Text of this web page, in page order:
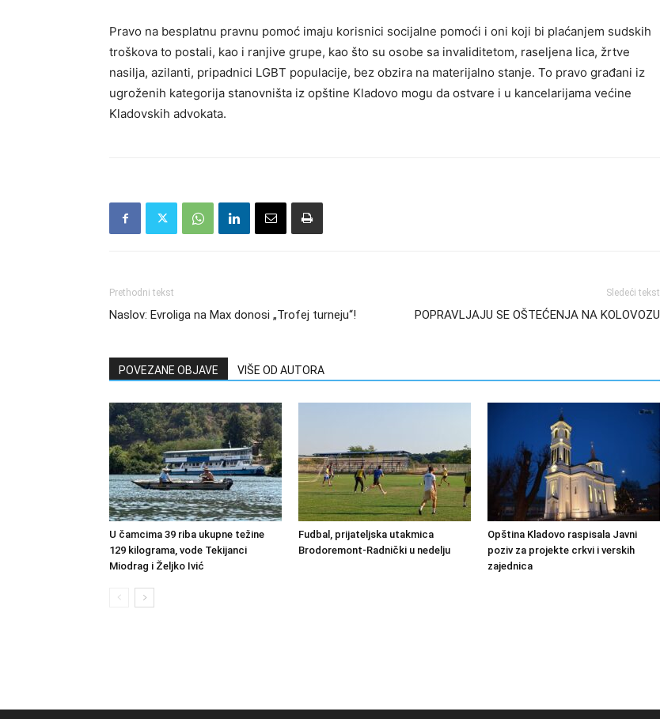
Pravo na besplatnu pravnu pomoć imaju korisnici socijalne pomoći i oni koji bi plaćanjem sudskih
troškova to postali, kao i ranjive grupe, kao što su osobe sa invaliditetom, raseljena lica, žrtve
nasilja, azilanti, pripadnici LGBT populacije, bez obzira na materijalno stanje. To pravo građani iz
ugroženih kategorija stanovništa iz opštine Kladovo mogu da ostvare i u kancelarijama većine
Kladovskih advokata.
Prethodni tekst
Naslov: Evroliga na Max donosi „Trofej turneju“!
Sledeći tekst
POPRAVLJAJU SE OŠTEĆENJA NA KOLOVOZU
POVEZANE OBJAVE VIŠE OD AUTORA
U čamcima 39 riba ukupne težine
129 kilograma, vode Tekijanci
Miodrag i Željko Ivić
Fudbal, prijateljska utakmica
Brodoremont-Radnički u nedelju
Opština Kladovo raspisala Javni
poziv za projekte crkvi i verskih
zajednica